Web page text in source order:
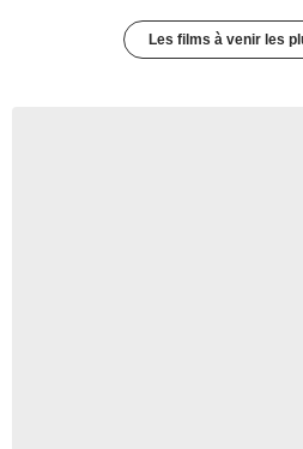
Les films à venir les